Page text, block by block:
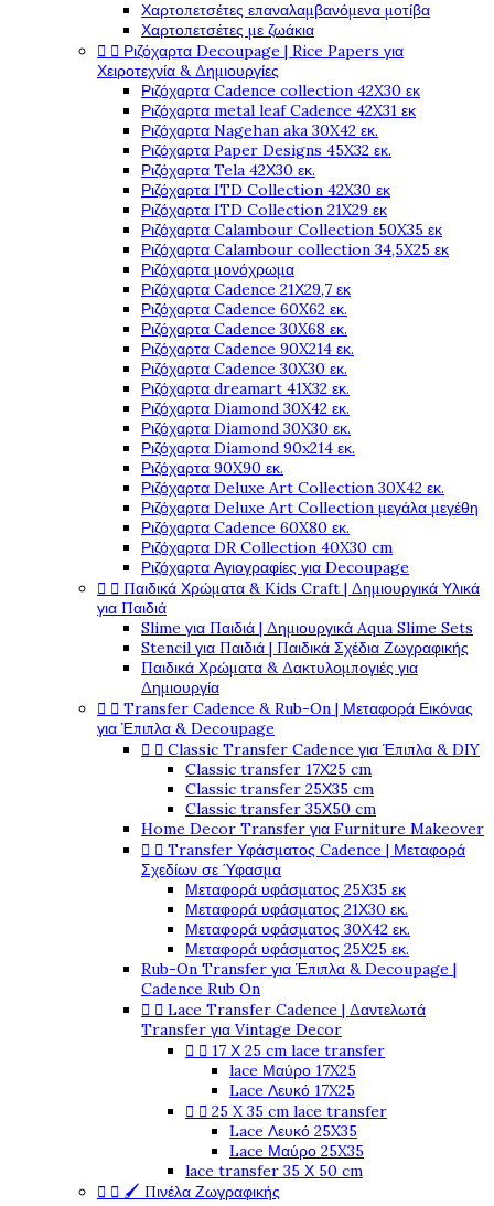
Χαρτοπετσέτες επαναλαμβανόμενα μοτίβα
Χαρτοπετσέτες με ζωάκια
  Ριζόχαρτα Decoupage | Rice Papers για
Χειροτεχνία & Δημιουργίες
Ριζόχαρτα Cadence collection 42X30 εκ
Ριζόχαρτα metal leaf Cadence 42X31 εκ
Ριζόχαρτα Nagehan aka 30X42 εκ.
Ριζόχαρτα Paper Designs 45X32 εκ.
Ριζόχαρτα Tela 42Χ30 εκ.
Ριζόχαρτα ITD Collection 42X30 εκ
Ριζόχαρτα ITD Collection 21X29 εκ
Ριζόχαρτα Calambour Collection 50X35 εκ
Ριζόχαρτα Calambour collection 34,5X25 εκ
Ριζόχαρτα μονόχρωμα
Ριζόχαρτα Cadence 21Χ29,7 εκ
Ριζόχαρτα Cadence 60X62 εκ.
Ριζόχαρτα Cadence 30X68 εκ.
Ριζόχαρτα Cadence 90X214 εκ.
Ριζόχαρτα Cadence 30X30 εκ.
Ριζόχαρτα dreamart 41X32 εκ.
Ριζόχαρτα Diamond 30X42 εκ.
Ριζόχαρτα Diamond 30X30 εκ.
Ριζόχαρτα Diamond 90x214 εκ.
Ριζόχαρτα 90X90 εκ.
Ριζόχαρτα Deluxe Art Collection 30X42 εκ.
Ριζόχαρτα Deluxe Art Collection μεγάλα μεγέθη
Ριζόχαρτα Cadence 60X80 εκ.
Ριζόχαρτα DR Collection 40X30 cm
Ριζόχαρτα Αγιογραφίες για Decoupage
  Παιδικά Χρώματα & Kids Craft | Δημιουργικά Υλικά
για Παιδιά
Slime για Παιδιά | Δημιουργικά Aqua Slime Sets
Stencil για Παιδιά | Παιδικά Σχέδια Ζωγραφικής
Παιδικά Χρώματα & Δακτυλομπογιές για
Δημιουργία
  Transfer Cadence & Rub-On | Μεταφορά Εικόνας
για Έπιπλα & Decoupage
  Classic Transfer Cadence για Έπιπλα & DIY
Classic transfer 17Χ25 cm
Classic transfer 25Χ35 cm
Classic transfer 35Χ50 cm
Home Decor Transfer για Furniture Makeover
  Transfer Υφάσματος Cadence | Μεταφορά
Σχεδίων σε Ύφασμα
Μεταφορά υφάσματος 25Χ35 εκ
Μεταφορά υφάσματος 21Χ30 εκ.
Μεταφορά υφάσματος 30Χ42 εκ.
Μεταφορά υφάσματος 25Χ25 εκ.
Rub-On Transfer για Έπιπλα & Decoupage |
Cadence Rub On
  Lace Transfer Cadence | Δαντελωτά
Transfer για Vintage Decor
  17 Χ 25 cm lace transfer
lace Μαύρο 17X25
Lace Λευκό 17X25
  25 X 35 cm lace transfer
Lace Λευκό 25X35
Lace Μαύρο 25X35
lace transfer 35 Χ 50 cm
  🖌️ Πινέλα Ζωγραφικής